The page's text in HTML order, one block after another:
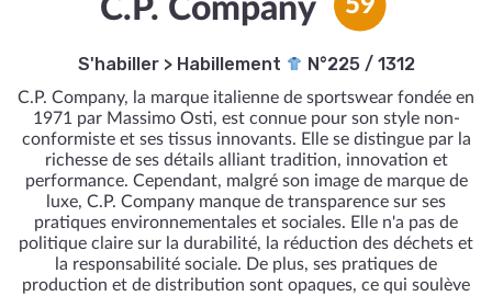
C.P. Company 59
S'habiller> Habillement N°225 / 1312
C.P. Company, la marque italienne de sportswear fondée en
1971 par Massimo Osti, est connue pour son style non-
conformiste et ses tissus innovants. Elle se distingue par la
richesse de ses détails alliant tradition, innovation et
performance. Cependant, malgré son image de marque de
luxe, C.P. Company manque de transparence sur ses
pratiques environnementales et sociales. Elle n'a pas de
politique claire sur la durabilité, la réduction des déchets et
la responsabilité sociale. De plus, ses pratiques de
production et de distribution sont opaques, ce qui soulève